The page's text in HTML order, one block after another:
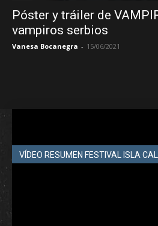
Póster y tráiler de
vampiros serbios
Vanesa Bocanegra - 15/06/2021
VÍDEO RESUMEN FESTIVAL ISLA